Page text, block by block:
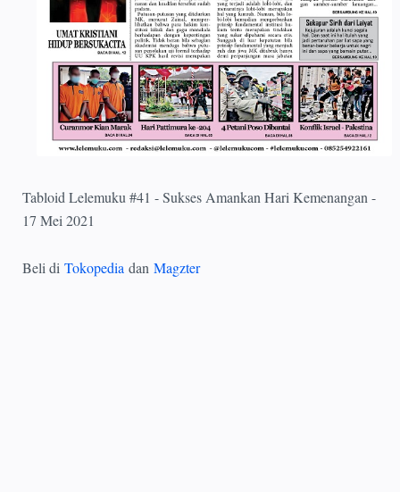
Tabloid Lelemuku #41 - Sukses Amankan Hari Kemenangan -
17 Mei 2021
Beli di Tokopedia dan Magzter